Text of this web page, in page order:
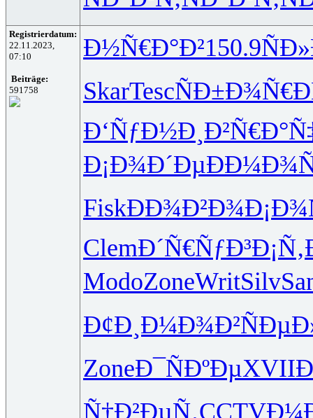
Registrierdatum:
22.11.2023,
07:10
Beiträge:
591758
Ð½Ñ€Ð°Ð²150.9
SkarTescÑÐ±Ð¾Ñ€
Ð‘ÑƒÐ½Ð¸
Ð¡Ð¾Ð´Ðµ
FiskÐÐ¾Ð²Ð¾
ClemÐ´Ñ€ÑƒÐ³
ModoZoneWritSilv
Ð¢Ð¸Ð¼Ð¾
ZoneÐ¯ÑÐºÐµXVII
Ñ†Ð²ÐµÑ‚CCTV